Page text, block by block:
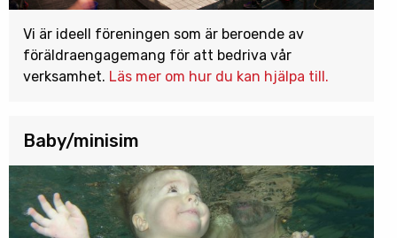
Vi är ideell föreningen som är beroende av
föräldraengagemang för att bedriva vår
verksamhet. Läs mer om hur du kan hjälpa till.
Baby/minisim